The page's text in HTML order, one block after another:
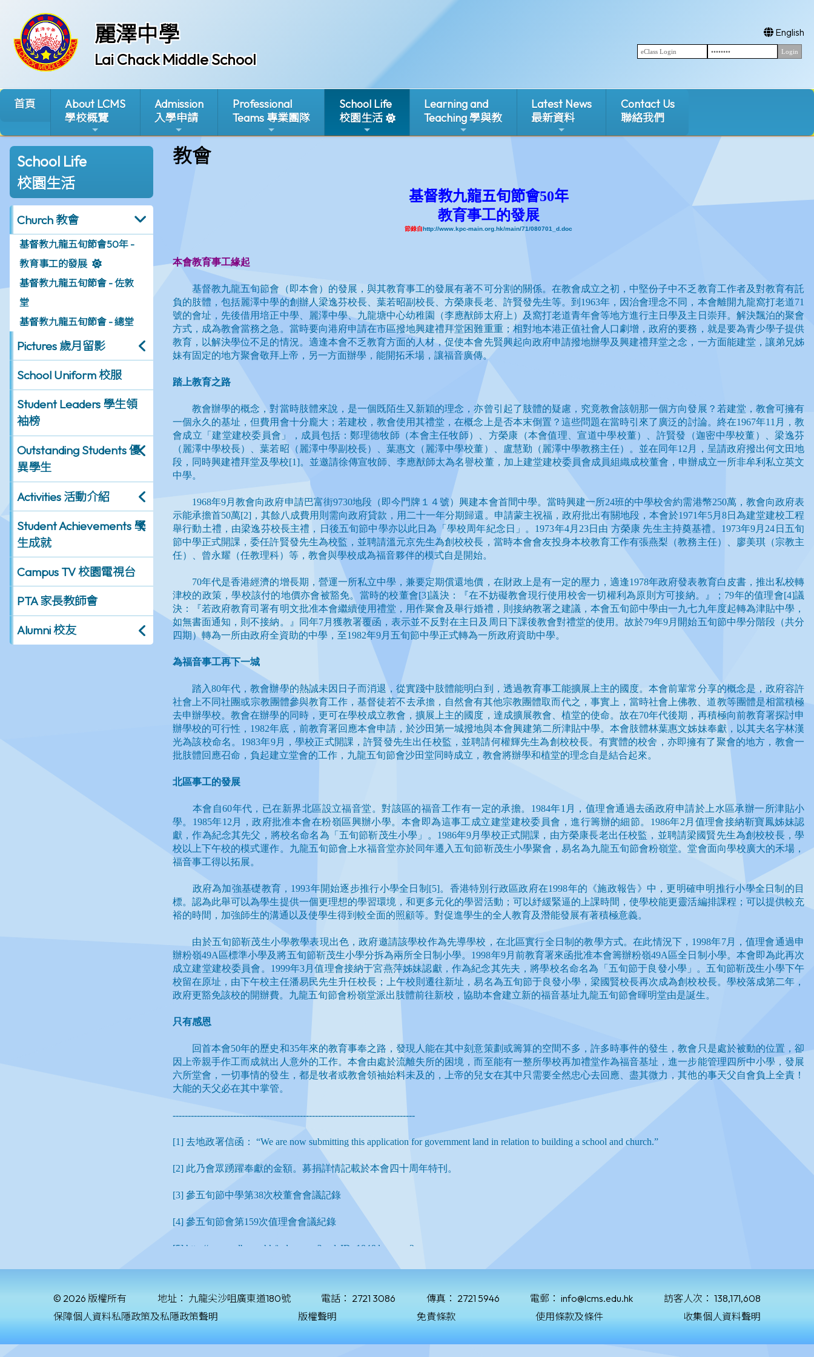
麗澤中學
Lai Chack Middle School
English
首頁
About LCMS
學校概覽
Admission
入學申請
Professional
Teams 專業團隊
School Life
校園生活
Learning and
Teaching 學與教
Latest News
最新資料
Contact Us
聯絡我們
School Life
校園生活
Church 教會
基督教九龍五旬節會50年 -
教育事工的發展
基督教九龍五旬節會 - 佐敦
堂
基督教九龍五旬節會 - 總堂
Pictures 歲月留影
School Uniform 校服
Student Leaders 學生領
袖榜
Outstanding Students 優
異學生
Activities 活動介紹
Student Achievements 學
生成就
Campus TV 校園電視台
PTA 家長教師會
Alumni 校友
教會
© 2026 版權所有 地址： 九龍尖沙咀廣東道180號 電話： 2721 3086 傳真： 2721 5946 電郵： info@lcms.edu.hk 訪客人次： 138,171,608
保障個人資料私隱政策及私隱政策聲明
版權聲明 免責條款 使用條款及條件 收集個人資料聲明